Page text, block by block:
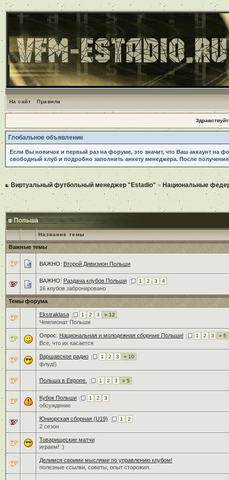
На сайт Правила
Глобальное объявление
Если Вы новичок и первый раз на форуме, это значит, что Ваш аккаунт на
свободный клуб и подробно заполнить анкету менеджера. После
Виртуальный футбольный менеджер "Estadio" » Национальные
Польша
Название темы
Важные темы
ВАЖНО: Второй Дивизион Польши
ВАЖНО: Раздача клубов Польши 1 2 3 4
16 клубов забронировано
Темы форума
Ekstraklasa 1 2 3 » 12
Чемпионат Польши
Опрос: Национальная и молодежная сборные Польши! 1 2 3 » 5
Все, что их касается
Варшавское радио 1 2 3 » 10
флуд!)
Польша в Европе. 1 2 3 » 5
Кубок Польши 1 2 3
обсуждение
Юниорская сборная (U19) 1 2
2 сезон
Товарищеские матчи
играем! :)
Делимся своими мыслями по управлению клубом!
полезные ссылки, советы, опыт сторожил.